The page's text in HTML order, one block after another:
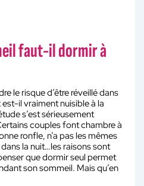
faut-il dormir à
le risque d’être réveillé dans
il vraiment nuisible à la
s’est sérieusement
couples font chambre à
ronfle, n’a pas les mêmes
la nuit…les raisons sont
que dormir seul permet
son sommeil. Mais qu’en